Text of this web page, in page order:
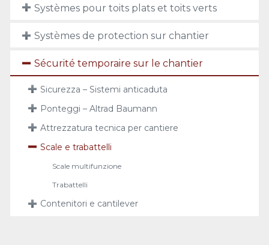
Systèmes pour toits plats et toits verts
Systèmes de protection sur chantier
Sécurité temporaire sur le chantier
Sicurezza – Sistemi anticaduta
Ponteggi – Altrad Baumann
Attrezzatura tecnica per cantiere
Scale e trabattelli
Scale multifunzione
Trabattelli
Contenitori e cantilever